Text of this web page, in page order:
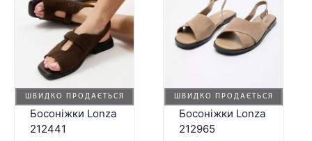
ШВИДКО ПРОДАЄТЬСЯ
Босоніжки Lonza
212441
ШВИДКО ПРОДАЄТЬСЯ
Босоніжки Lonza
212965